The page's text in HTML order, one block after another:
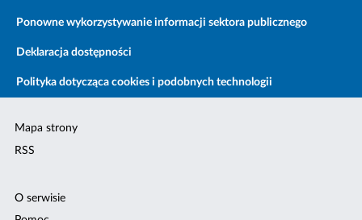
Ponowne wykorzystywanie informacji sektora publicznego
Deklaracja dostępności
Polityka dotycząca cookies i podobnych technologii
Mapa strony
RSS
O serwisie